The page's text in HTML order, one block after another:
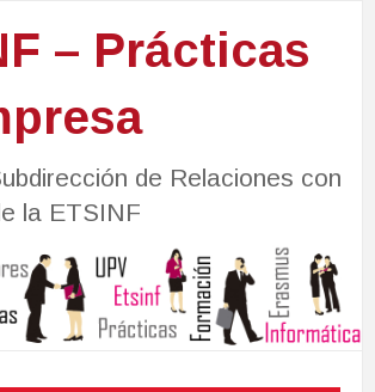
– Prácticas
de Relaciones con
la ETSINF